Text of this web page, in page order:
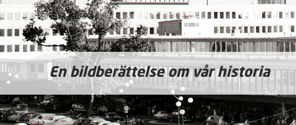
En bildberättelse om vår historia